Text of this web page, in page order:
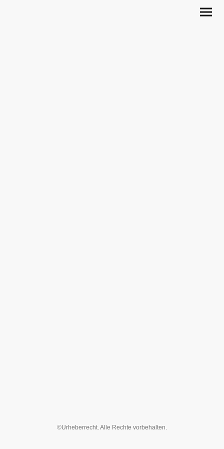
©Urheberrecht. Alle Rechte vorbehalten.